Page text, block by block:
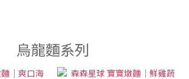
烏龍麵系列